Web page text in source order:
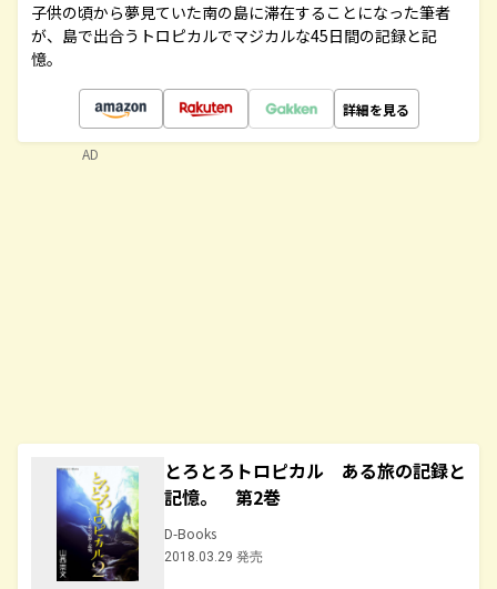
子供の頃から夢見ていた南の島に滞在することになった筆者
が、島で出合うトロピカルでマジカルな45日間の記録と記
憶。
詳細を見る
とろとろトロピカル ある旅の記録と
記憶。 第2巻
D-Books
2018.03.29 発売
AD